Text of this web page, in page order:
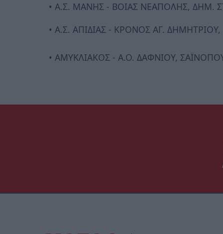
• Α.Σ. ΜΑΝΗΣ - ΒΟΙΑΣ ΝΕΑΠΟΛΗΣ, ΔΗΜ.
• Α.Σ. ΑΠΙΔΙΑΣ - ΚΡΟΝΟΣ ΑΓ.
• ΑΜΥΚΛΙΑΚΟΣ - Α.Ο. ΔΑΦΝΙΟΥ,